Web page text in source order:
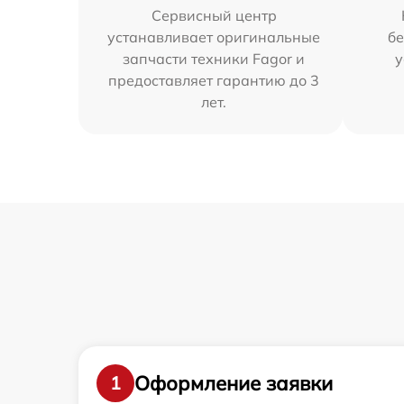
Сервисный центр
устанавливает оригинальные
запчасти техники Fagor и
предоставляет гарантию до 3
лет.
1 Оформление заявки